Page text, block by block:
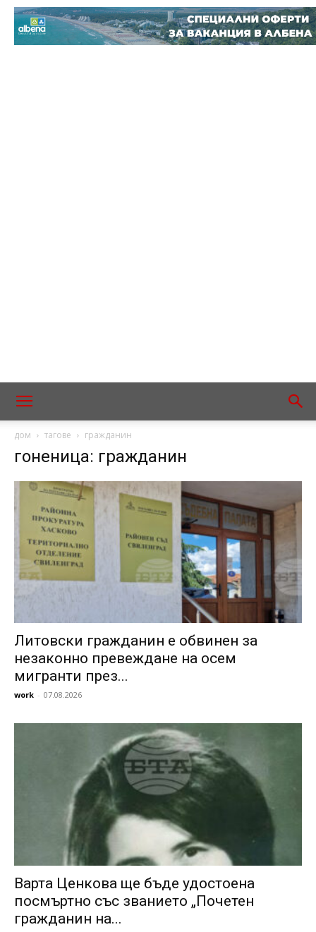
дом тагове гражданин
гоненица: гражданин
Литовски гражданин е обвинен за
незаконно превеждане на осем
мигранти през...
work - 07.08.2026
Варта Ценкова ще бъде удостоена
посмъртно със званието „Почетен
гражданин на...